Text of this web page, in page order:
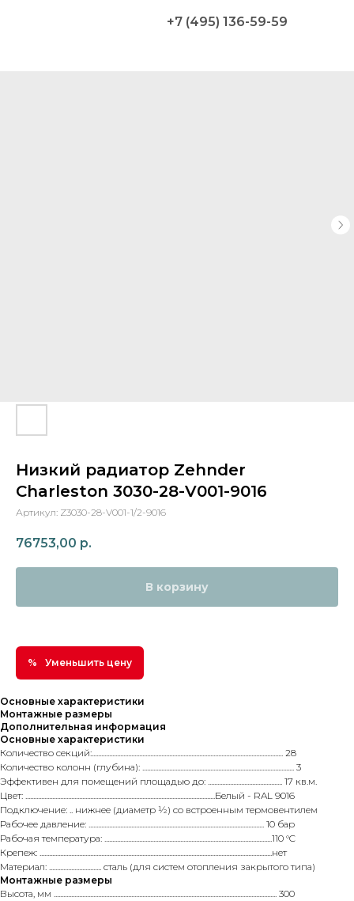
+7 (495) 136-59-59
Низкий радиатор Zehnder
Charleston 3030-28-V001-9016
Артикул: Z3030-28-V001-1/2-9016
76753,00 р.
В корзину
Уменьшить цену
Основные характеристики
Монтажные размеры
Дополнительная информация
Основные характеристики
Количество секций:......................................................................................................................... 28
Количество колонн (глубина): ................................................................................................ 3
Эффективен для помещений площадью до: ............................................... 17 кв.м.
Цвет: ........................................................................................................................Белый - RAL 9016
Подключение: .. нижнее (диаметр ½) со встроенным термовентилем
Рабочее давление: ............................................................................................................... 10 бар
Рабочая температура: ..........................................................................................................110 °C
Крепеж: ...................................................................................................................................................нет
Материал: ................................. сталь (для систем отопления закрытого типа)
Монтажные размеры
Высота, мм ............................................................................................................................................. 300